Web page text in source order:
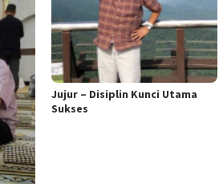
Jujur – Disiplin Kunci Utama
Sukses